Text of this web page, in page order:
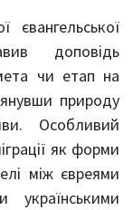
євангельської
доповідь
чи етап на
природу
Особливий
як форми
між євреями
українськими